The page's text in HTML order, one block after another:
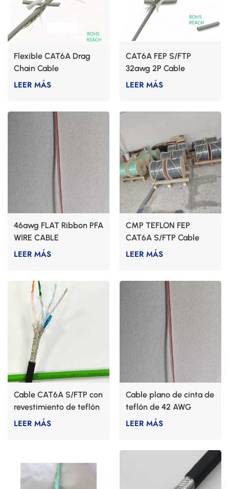
Flexible CAT6A Drag
Chain Cable
LEER MÁS
CAT6A FEP S/FTP
32awg 2P Cable
LEER MÁS
46awg FLAT Ribbon PFA
WIRE CABLE
LEER MÁS
CMP TEFLON FEP
CAT6A S/FTP Cable
LEER MÁS
Cable CAT6A S/FTP con
revestimiento de teflón
y FEP
LEER MÁS
Cable plano de cinta de
teflón de 42 AWG
LEER MÁS